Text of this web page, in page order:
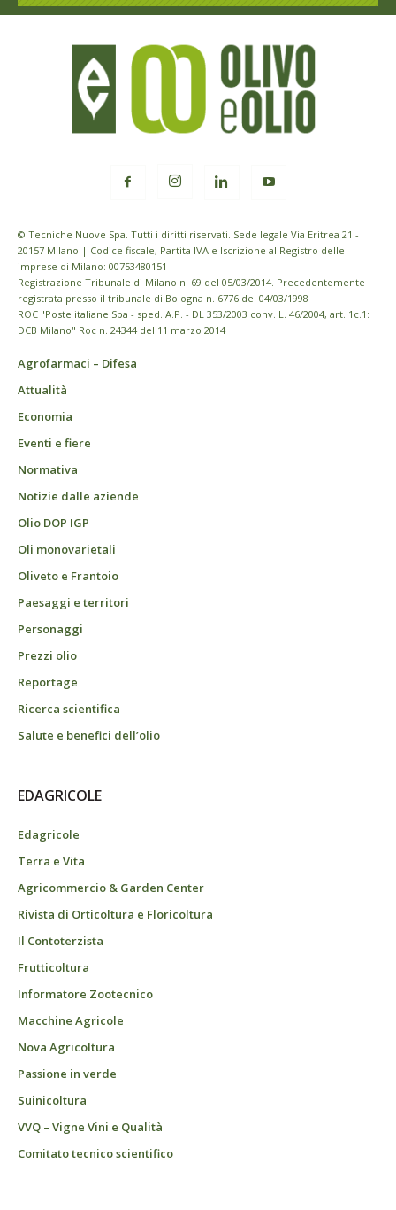
© Tecniche Nuove Spa. Tutti i diritti riservati. Sede legale Via Eritrea 21 -
20157 Milano | Codice fiscale, Partita IVA e Iscrizione al Registro delle
imprese di Milano: 00753480151
Registrazione Tribunale di Milano n. 69 del 05/03/2014. Precedentemente
registrata presso il tribunale di Bologna n. 6776 del 04/03/1998
ROC "Poste italiane Spa - sped. A.P. - DL 353/2003 conv. L. 46/2004, art. 1c.1:
DCB Milano" Roc n. 24344 del 11 marzo 2014
Agrofarmaci – Difesa
Attualità
Economia
Eventi e fiere
Normativa
Notizie dalle aziende
Olio DOP IGP
Oli monovarietali
Oliveto e Frantoio
Paesaggi e territori
Personaggi
Prezzi olio
Reportage
Ricerca scientifica
Salute e benefici dell’olio
EDAGRICOLE
Edagricole
Terra e Vita
Agricommercio & Garden Center
Rivista di Orticoltura e Floricoltura
Il Contoterzista
Frutticoltura
Informatore Zootecnico
Macchine Agricole
Nova Agricoltura
Passione in verde
Suinicoltura
VVQ – Vigne Vini e Qualità
Comitato tecnico scientifico